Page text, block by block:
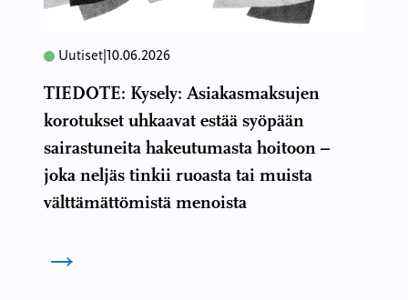
Uutiset 10.06.2026
TIEDOTE: Kysely: Asiakasmaksujen
korotukset uhkaavat estää syöpään
sairastuneita hakeutumasta hoitoon –
joka neljäs tinkii ruoasta tai muista
välttämättömistä menoista
→